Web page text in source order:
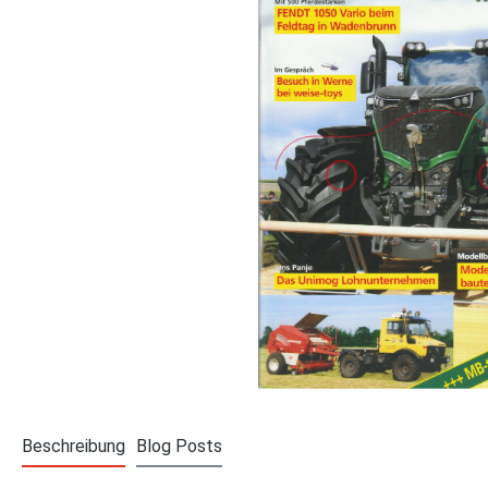
Beschreibung Blog Posts